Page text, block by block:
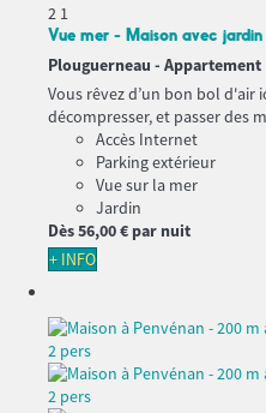
2 1
Vue mer - Maison avec
Plouguerneau - Appartement
Vous rêvez d’un bon bol d'air
décompresser, et passer des
Accès Internet
Parking extérieur
Vue sur la mer
Jardin
Dès56,00 € par nuit
+ INFO